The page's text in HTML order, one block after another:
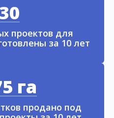
проектов для
за 10 лет
га
продано под